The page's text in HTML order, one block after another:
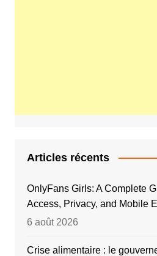
Articles récents
OnlyFans Girls: A Complete
Access, Privacy, and Mobile
6 août 2026
Crise alimentaire : le